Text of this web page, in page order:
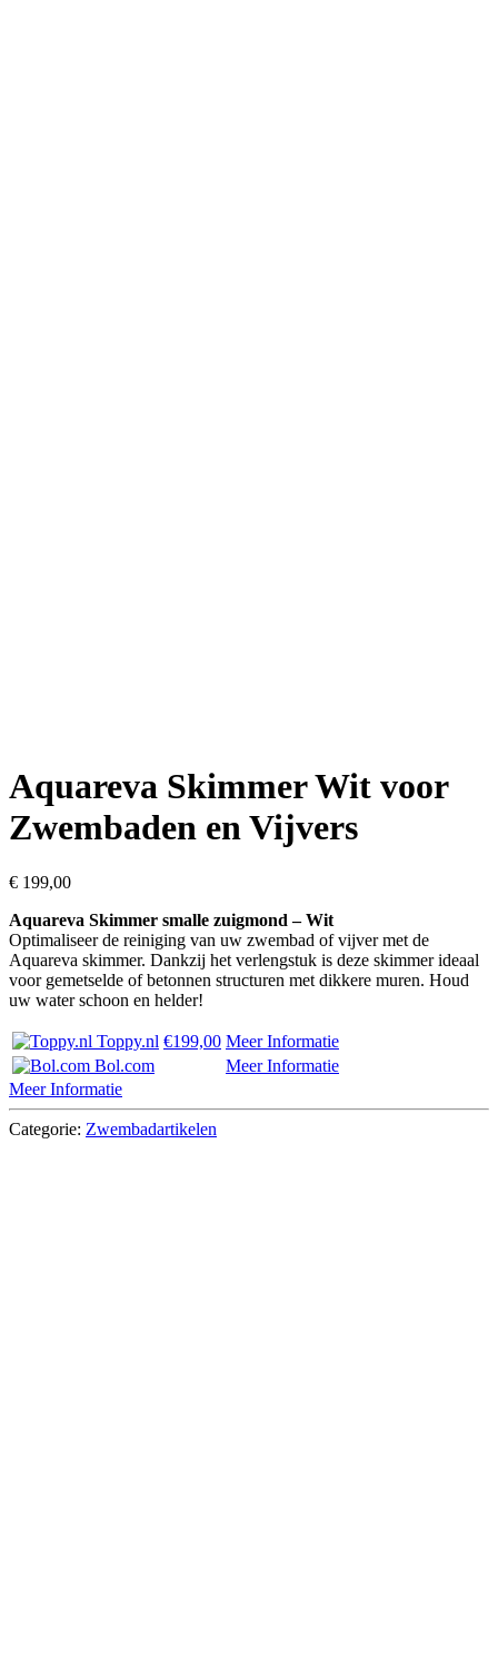
Aquareva Skimmer Wit voor
Zwembaden en Vijvers
€ 199,00
Aquareva Skimmer smalle zuigmond – Wit
Optimaliseer de reiniging van uw zwembad of vijver met de
Aquareva skimmer. Dankzij het verlengstuk is deze skimmer ideaal
voor gemetselde of betonnen structuren met dikkere muren. Houd
uw water schoon en helder!
Toppy.nl €199,00 Meer Informatie
Bol.com
Meer Informatie
Meer Informatie
Categorie: Zwembadartikelen